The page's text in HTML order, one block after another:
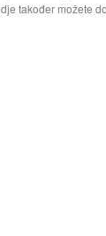
također možete